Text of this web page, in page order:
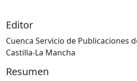
Editor
Cuenca Servicio de Publicaciones
Castilla-La Mancha
Resumen